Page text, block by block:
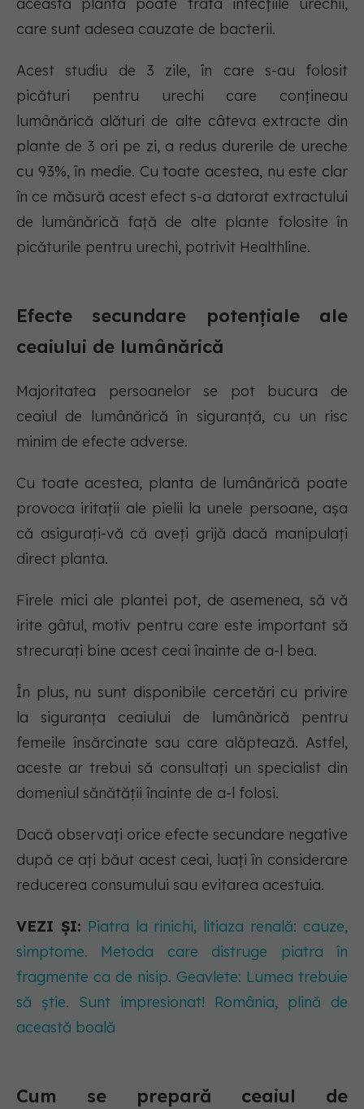
această plantă poate trata infecțiile urechii,
care sunt adesea cauzate de bacterii.
Acest studiu de 3 zile, în care s-au folosit
picături pentru urechi care conțineau
lumânărică alături de alte câteva extracte din
plante de 3 ori pe zi, a redus durerile de ureche
cu 93%, în medie. Cu toate acestea, nu este clar
în ce măsură acest efect s-a datorat extractului
de lumânărică față de alte plante folosite în
picăturile pentru urechi, potrivit Healthline.
Efecte secundare potențiale ale
ceaiului de lumânărică
Majoritatea persoanelor se pot bucura de
ceaiul de lumânărică în siguranță, cu un risc
minim de efecte adverse.
Cu toate acestea, planta de lumânărică poate
provoca iritații ale pielii la unele persoane, așa
că asigurați-vă că aveți grijă dacă manipulați
direct planta.
Firele mici ale plantei pot, de asemenea, să vă
irite gâtul, motiv pentru care este important să
strecurați bine acest ceai înainte de a-l bea.
În plus, nu sunt disponibile cercetări cu privire
la siguranța ceaiului de lumânărică pentru
femeile însărcinate sau care alăptează. Astfel,
aceste ar trebui să consultați un specialist din
domeniul sănătății înainte de a-l folosi.
Dacă observați orice efecte secundare negative
după ce ați băut acest ceai, luați în considerare
reducerea consumului sau evitarea acestuia.
VEZI ȘI: Piatra la rinichi, litiaza renală: cauze,
simptome. Metoda care distruge piatra în
fragmente ca de nisip. Geavlete: Lumea trebuie
să știe. Sunt impresionat! România, plină de
această boală
Cum se prepară ceaiul de